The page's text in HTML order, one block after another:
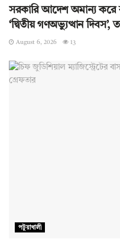
সরকারি আদেশ অমান্য করে
‘দ্বিতীয় গণঅভ্যুত্থান
August 6, 2026 13
পটুয়াখালী